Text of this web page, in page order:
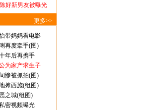
陈好新男友被曝光
更多>>
带妈妈看电影
再度牵手(图)
年后再携手
为家产求生子
惨被抓拍(图)
摊西施(组图)
之城(组图)
密视频曝光